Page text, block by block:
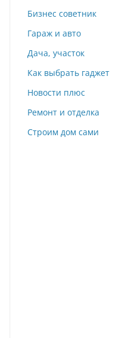
Бизнес советник
Гараж и авто
Дача, участок
Как выбрать гаджет
Новости плюс
Ремонт и отделка
Строим дом сами